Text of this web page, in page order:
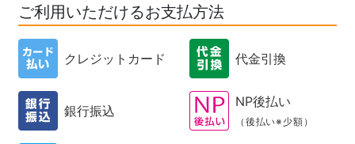
ご利用いただけるお支払方法
クレジットカード 代金引換
銀行振込
NP後払い
（後払い※少額）